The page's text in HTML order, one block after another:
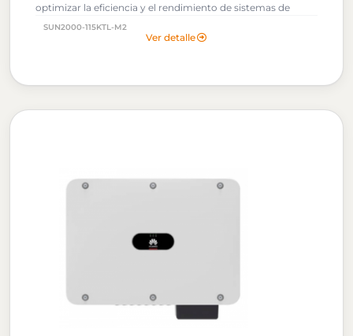
optimizar la eficiencia y el rendimiento de sistemas de
SUN2000-115KTL-M2
Ver detalle